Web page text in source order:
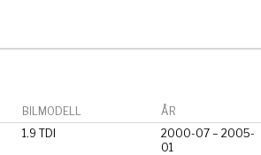
BILMODELL ÅR
1.9 TDI
2000-07 – 2005-
01